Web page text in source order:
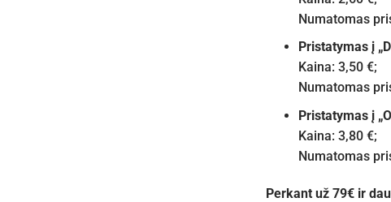
Numatomas
Pristatymas į
Kaina: 3,50 €;
Numatomas
Pristatymas į
Kaina: 3,80 €;
Numatomas
Perkant už 79€ ir